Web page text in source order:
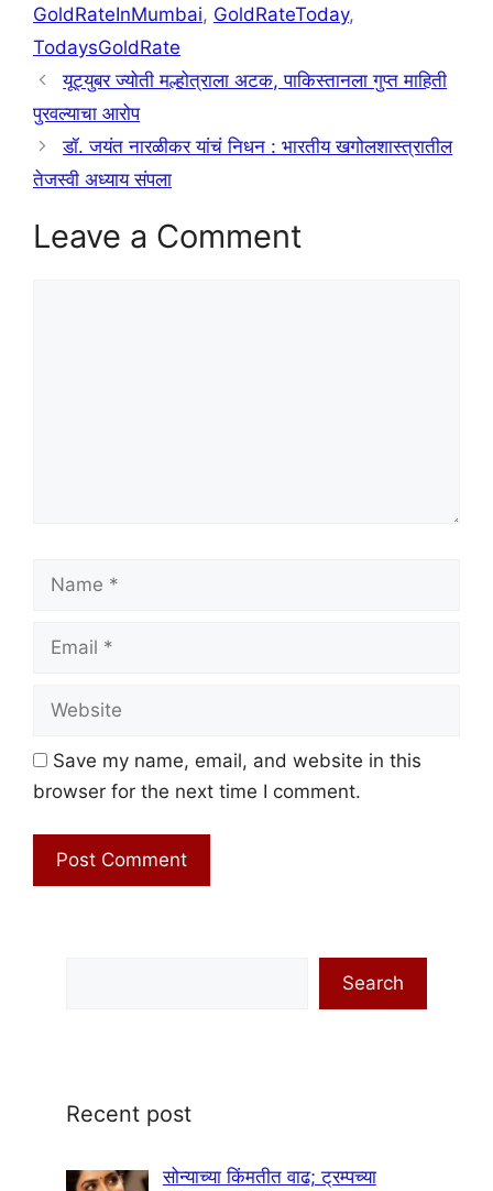
GoldRateInMumbai, GoldRateToday,
TodaysGoldRate
यूट्युबर ज्योती मल्होत्राला अटक, पाकिस्तानला गुप्त माहिती
पुरवल्याचा आरोप
डॉ. जयंत नारळीकर यांचं निधन : भारतीय खगोलशास्त्रातील
तेजस्वी अध्याय संपला
Leave a Comment
Name
Email
Website
Save my name, email, and website in this
browser for the next time I comment.
Search
Recent post
सोन्याच्या किंमतीत वाढ; ट्रम्पच्या